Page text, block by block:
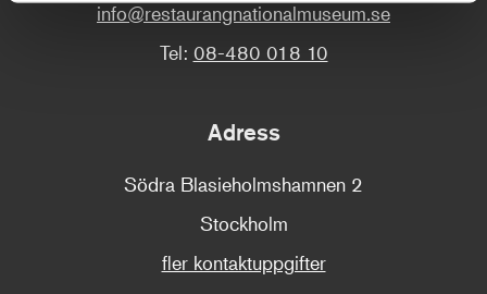
info@restaurangnationalmuseum.se
Tel: 08-480 018 10
Adress
Södra Blasieholmshamnen 2
Stockholm
fler kontaktuppgifter